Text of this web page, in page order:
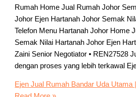
Rumah Home Jual Rumah Johor
Johor Ejen Hartanah Johor Semak
Telefon Menu Hartanah Johor Home
Semak Nilai Hartanah Johor Ejen
Zaini Senior Negotiator • REN27528
dengan proses yang lebih terkawal
Ejen Jual Rumah Bandar Uda Utama